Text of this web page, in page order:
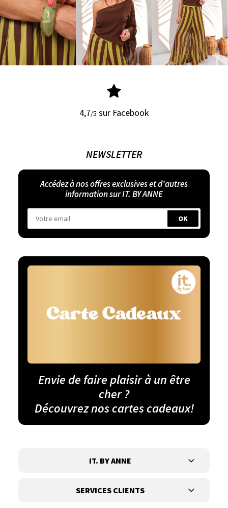
4,7/5 sur Facebook
NEWSLETTER
Accédez à nos offres exclusives et d’autres
information sur IT. BY ANNE
Envie de faire plaisir à un être
cher ?
Découvrez nos cartes cadeaux!
IT. BY ANNE
SERVICES CLIENTS